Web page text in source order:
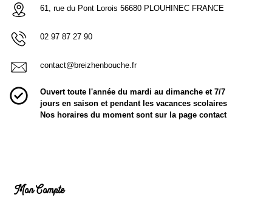
61, rue du Pont Lorois 56680 PLOUHINEC FRANCE
02 97 87 27 90
contact@breizhenbouche.fr
Ouvert toute l'année du mardi au dimanche et 7/7
jours en saison et pendant les vacances scolaires
Nos horaires du moment sont sur la page contact
Mon Compte